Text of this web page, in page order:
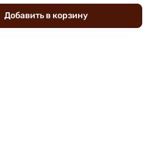
Добавить в корзину